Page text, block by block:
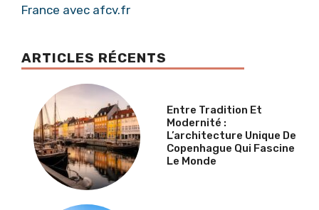
France avec afcv.fr
ARTICLES RÉCENTS
Entre Tradition Et
Modernité :
L’architecture Unique De
Copenhague Qui Fascine
Le Monde